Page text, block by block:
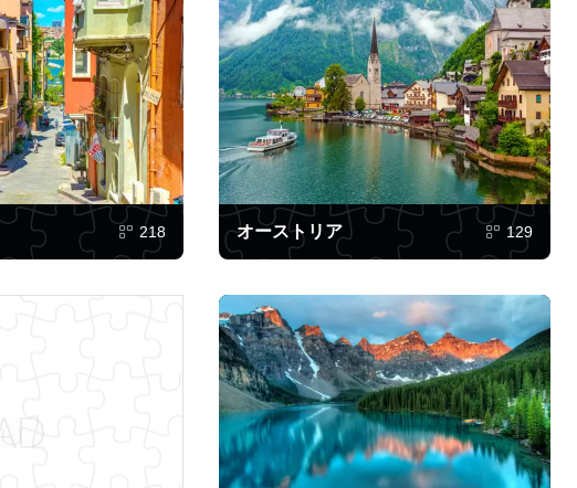
218 オーストリア 129